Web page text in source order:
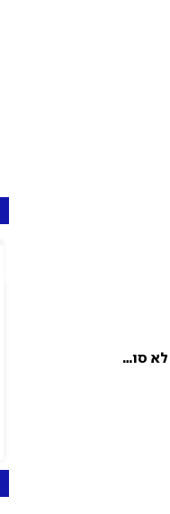
הרזון המטריד, הגירושים מהנסיך, האקס שהשפיל אותה על הבמה: אוליביה ווילד לא סופרת אף אחד